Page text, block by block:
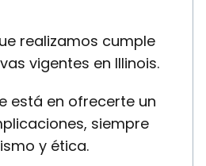
realizamos cumple
vigentes en Illinois.
está en ofrecerte un
siempre
y ética.